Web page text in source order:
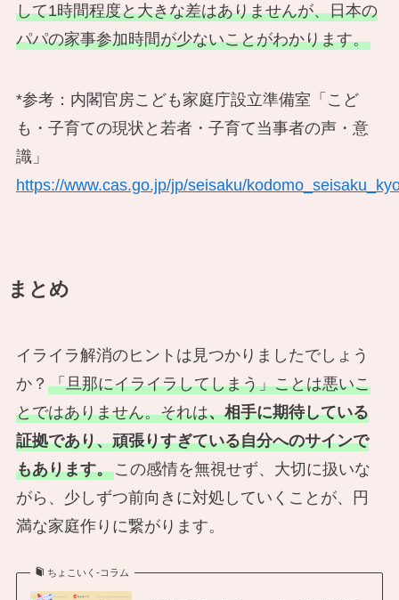
して1時間程度と大きな差はありませんが、日本の
パパの家事参加時間が少ないことがわかります。
*参考：内閣官房こども家庭庁設立準備室「こど
も・子育ての現状と若者・子育て当事者の声・意
識」
https://www.cas.go.jp/jp/seisaku/
まとめ
イライラ解消のヒントは見つかりましたでしょう
か？ 「旦那にイライラしてしまう」ことは悪いこ
とではありません。それは、相手に期待している
証拠であり、頑張りすぎている自分へのサインで
もあります。この感情を無視せず、大切に扱いな
がら、少しずつ前向きに対処していくことが、円
満な家庭作りに繋がります。
ちょこいく-コラム